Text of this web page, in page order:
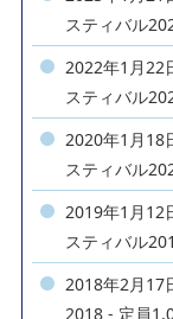
スティバル
2022年1月22
スティバル
2020年1月18
スティバル
2019年1月12
スティバル
2018年2月17
2018 - 定員